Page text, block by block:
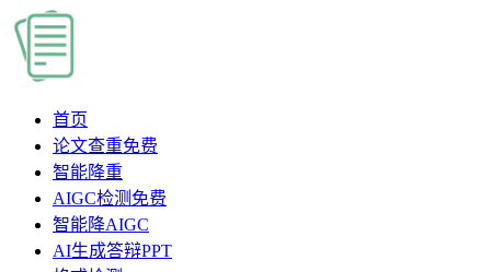
首页
论文查重免费
智能降重
AIGC检测 免费
智能降AIGC
AI生成答辩PPT